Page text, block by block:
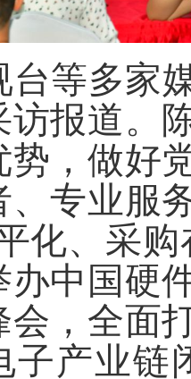
台等多家
访报道。
势，做好
、专业服
化、采
办中国硬
会，全面
子产业链